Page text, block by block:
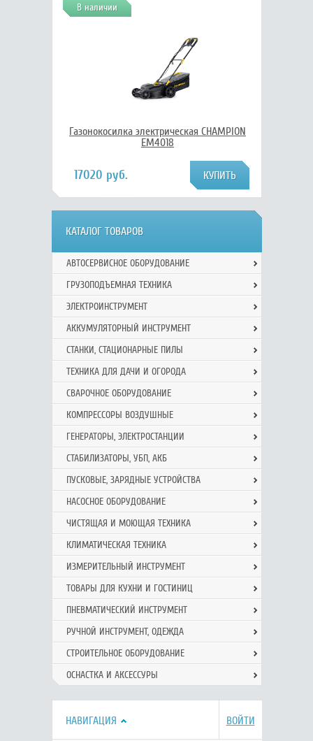
В наличии
Газонокосилка электрическая CHAMPION
EM4018
17020 руб.
КАТАЛОГ ТОВАРОВ
АВТОСЕРВИСНОЕ ОБОРУДОВАНИЕ
ГРУЗОПОДЪЕМНАЯ ТЕХНИКА
ЭЛЕКТРОИНСТРУМЕНТ
АККУМУЛЯТОРНЫЙ ИНСТРУМЕНТ
СТАНКИ, СТАЦИОНАРНЫЕ ПИЛЫ
ТЕХНИКА ДЛЯ ДАЧИ И ОГОРОДА
СВАРОЧНОЕ ОБОРУДОВАНИЕ
КОМПРЕССОРЫ ВОЗДУШНЫЕ
ГЕНЕРАТОРЫ, ЭЛЕКТРОСТАНЦИИ
СТАБИЛИЗАТОРЫ, УБП, АКБ
ПУСКОВЫЕ, ЗАРЯДНЫЕ УСТРОЙСТВА
НАСОСНОЕ ОБОРУДОВАНИЕ
ЧИСТЯЩАЯ И МОЮЩАЯ ТЕХНИКА
КЛИМАТИЧЕСКАЯ ТЕХНИКА
ИЗМЕРИТЕЛЬНЫЙ ИНСТРУМЕНТ
ТОВАРЫ ДЛЯ КУХНИ И ГОСТИНИЦ
ПНЕВМАТИЧЕСКИЙ ИНСТРУМЕНТ
РУЧНОЙ ИНCТРУМЕНТ, ОДЕЖДА
СТРОИТЕЛЬНОЕ ОБОРУДОВАНИЕ
ОСНАСТКА И АКСЕССУРЫ
НАВИГАЦИЯ ВОЙТИ